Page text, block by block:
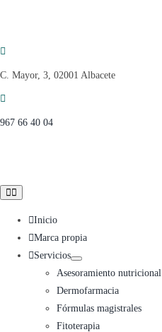
C. Mayor, 3, 02001 Albacete
967 66 40 04
Toggle
Navigation
Inicio
Marca propia
Servicios
Asesoramiento nutricional
Dermofarmacia
Fórmulas magistrales
Fitoterapia